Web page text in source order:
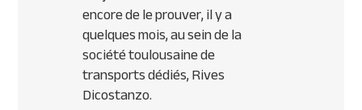
encore de le prouver, il y a
quelques mois, au sein de la
société toulousaine de
transports dédiés, Rives
Dicostanzo.